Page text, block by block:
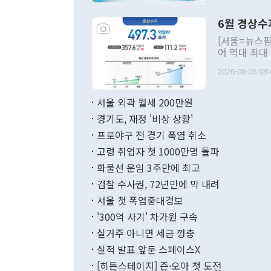
주의적 희망
관의 대북
관 부처 장
관의 무리한
다. [정동영 통일부 장관이 지난달 23일 오후 서울 종로구 정부서울청사에
무너졌다고
함께 4자 대
"우리의 선
6월 경상
[서울=뉴스
어 역대 최
료=한국은행] 한국은행이 6일 발표한 '2026년 6월 국제수지(잠정)'
며 월간 기
196.9% 급
수출은
기록했지만
2026-08-06
서울 외곽 월세 200만원
경기도, 재정 '비상 상황'
프로야구 전 경기 폭염 취소
고령 취업자 첫 1000만명 돌파
화물선 운임 3주만에 최고
검찰 수사권, 72년만에 막 내려
서울 첫 폭염중대경보
'300억 사기' 차가원 구속
실거주 아니면 세금 껑충
실적 발표 앞둔 스페이스X
[히든스테이지] 즌·오아 첫 도전